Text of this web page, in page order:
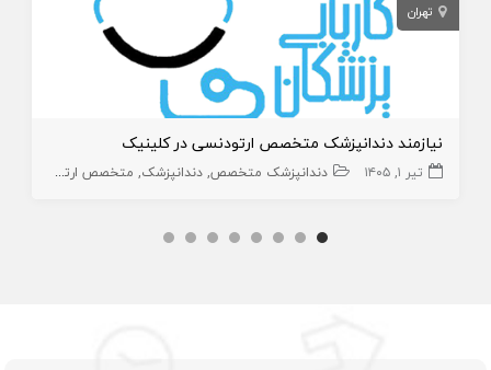
تهران
نیازمند دندانپزشک متخصص ارتودنسی در کلینیک
تیر ۱, ۱۴۰۵ دندانپزشک متخصص دندانپزشک متخصص ارتودنسی